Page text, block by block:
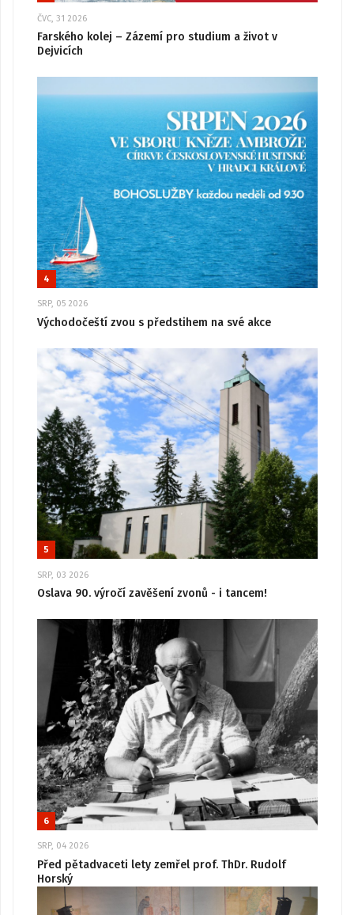
ČVC, 31 2026
Farského kolej – Zázemí pro studium a život v
Dejvicích
4
SRP, 05 2026
Východočeští zvou s předstihem na své akce
5
SRP, 03 2026
Oslava 90. výročí zavěšení zvonů - i tancem!
6
SRP, 04 2026
Před pětadvaceti lety zemřel prof. ThDr. Rudolf
Horský